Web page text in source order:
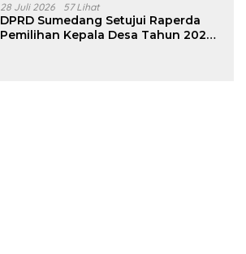
28 Juli 2026 57 Lihat
DPRD Sumedang Setujui Raperda
Pemilihan Kepala Desa Tahun 2026